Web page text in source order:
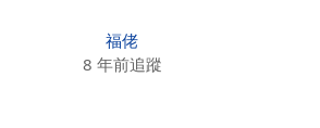
福佬
8 年前追蹤